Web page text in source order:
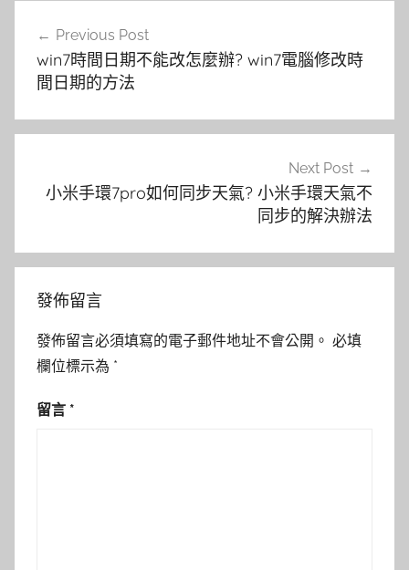
覽
Previous Post
win7時間日期不能改怎麼辦? win7電腦修改時
間日期的方法
Next Post
小米手環7pro如何同步天氣? 小米手環天氣不
同步的解決辦法
發佈留言
發佈留言必須填寫的電子郵件地址不會公開。 必填
欄位標示為 *
留言 *